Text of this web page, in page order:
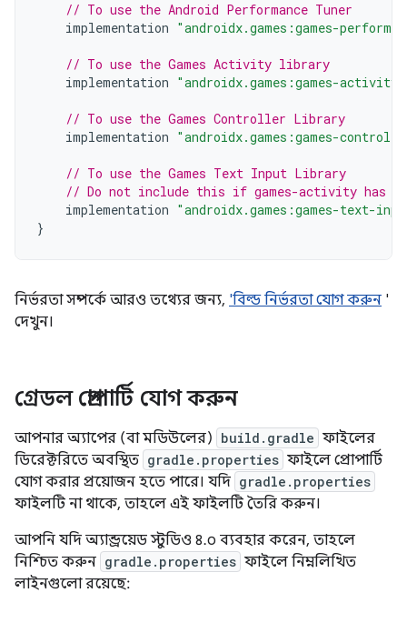
// To use the Android Performance Tuner
implementation "androidx.games:games-
// To use the Games Activity library
implementation "androidx.games:games-
// To use the Games Controller Library
implementation "androidx.games:games-
// To use the Games Text Input Library
// Do not include this if games-activity has
implementation "androidx.games:games-text-
}
নির্ভরতা সম্পর্কে আরও তথ্যের জন্য, 'বিল্ড নির্ভরতা যোগ করুন '
দেখুন।
গ্রেডল প্রোপার্টি যোগ করুন
আপনার অ্যাপের (বা মডিউলের) build.gradle ফাইলের
ডিরেক্টরিতে অবস্থিত gradle.properties ফাইলে প্রোপার্টি
যোগ করার প্রয়োজন হতে পারে। যদি gradle.properties
ফাইলটি না থাকে, তাহলে এই ফাইলটি তৈরি করুন।
আপনি যদি অ্যান্ড্রয়েড স্টুডিও ৪.০ ব্যবহার করেন, তাহলে
নিশ্চিত করুন gradle.properties ফাইলে নিম্নলিখিত
লাইনগুলো রয়েছে: